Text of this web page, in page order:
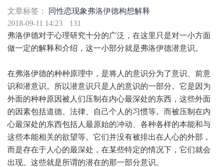
文章标签： 同性恋现象弗洛伊德构想解释
2018-09-11 14:23
131
弗洛伊德对于心理研究十分的广泛，在这里只是对一小方面
做一定的解释和介绍，这一小部分就是弗洛伊德潜意识。
在弗洛伊德的种种原理中，是将人的意识分为了意识、前意
识和潜意识。所以潜意识只是人的意识的一部分。它是因为
外面的种种原因被人们压制在内心最深处的东西，这些外面
的因素包括道德、法律、自己个人的习惯等。而被压制在内
心最深处的东西包括人最原始的冲动、各种各样的本能和与
这些本能相关的欲望等。它们并没有被排出在人心的外部，
而是存在于人心的最深处，在某些特定的情况下，它们就会
出现。这些就是所谓的潜在的那一部分意识。